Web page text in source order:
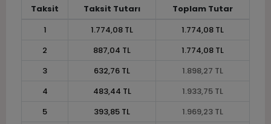
Taksit Taksit Tutarı
Toplam Tutar
1
1.774,08 TL
1.774,08 TL
2
887,04 TL
1.774,08 TL
3
632,76 TL
1.898,27 TL
4
483,44 TL
1.933,75 TL
5
393,85 TL
1.969,23 TL